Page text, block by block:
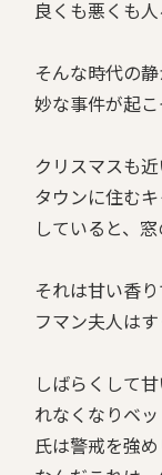
良くも悪くも
そんな時代の
妙な事件が起こ
クリスマスも
タウンに住む
していると、
それは甘い香
フマン夫人は
しばらくして
れなくなりベ
氏は警戒を強